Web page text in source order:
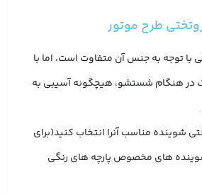
طرح موتور
توجه به جنس آن متفاوت است، اما با
در هنگام شستشو، هیچگونه آسیبی به
شوینده مناسب آنرا انتخاب کنید(برای
های مخصوص پارچه های رنگی